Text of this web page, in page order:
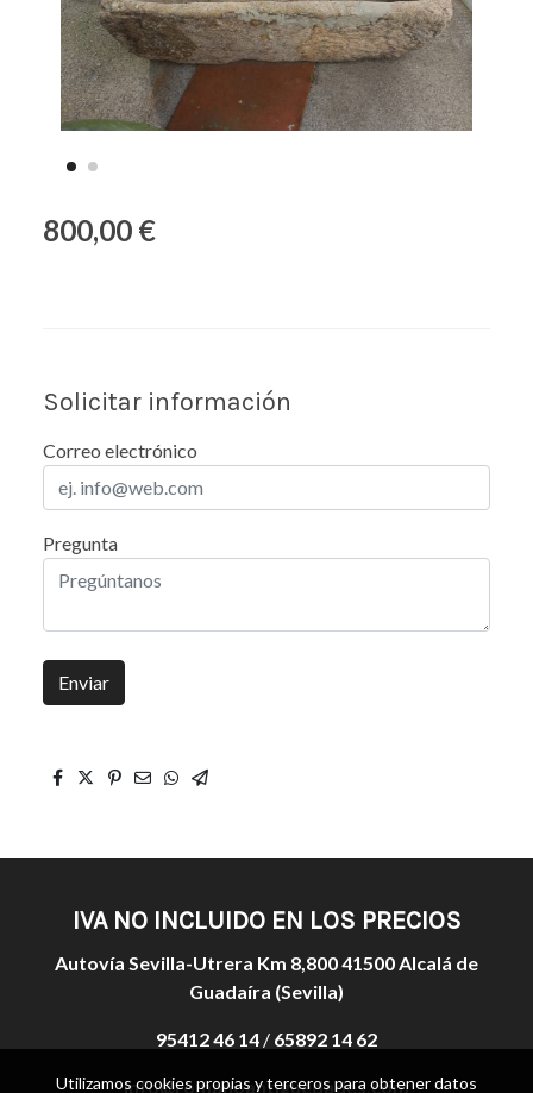
800,00 €
Solicitar información
Correo electrónico
Pregunta
Enviar
IVA NO INCLUIDO EN LOS PRECIOS
Autovía Sevilla-Utrera Km 8,800 41500 Alcalá de
Guadaíra (Sevilla)
95412 46 14 / 65892 14 62
info@romanoantiguedades.com
Utilizamos cookies propias y terceros para obtener datos